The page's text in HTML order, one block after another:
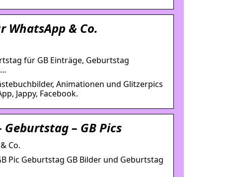
& Co.
für GB Einträge, Geburtstag
Animationen und Glitzerpics
Jappy, Facebook.
– GB Pics
Co.
Pic Geburtstag GB Bilder und Geburtstag